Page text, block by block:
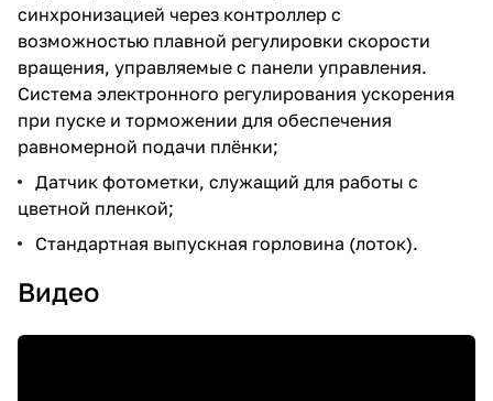
синхронизацией через контроллер с
возможностью плавной регулировки скорости
вращения, управляемые с панели управления.
Система электронного регулирования ускорения
при пуске и торможении для обеспечения
равномерной подачи плёнки;
Датчик фотометки, служащий для работы с
цветной пленкой;
Стандартная выпускная горловина (лоток).
Видео